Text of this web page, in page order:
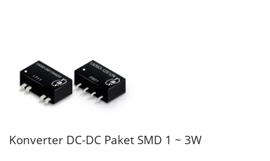
Konverter DC-DC Paket SMD 1 ~ 3W